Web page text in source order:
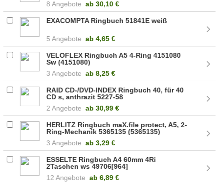
8 Angebote ab 30,10 €
EXACOMPTA Ringbuch 51841E weiß
5 Angebote ab4,65 €
VELOFLEX Ringbuch A5 4-Ring 4151080
Sw (4151080)
3 Angebote ab 8,25 €
RAID CD-/DVD-INDEX Ringbuch 40, für 40
CD s, anthrazit 5227-58
2 Angebote ab 30,99 €
HERLITZ Ringbuch maX.file protect, A5, 2-
Ring-Mechanik 5365135 (5365135)
3 Angebote ab 3,29 €
ESSELTE Ringbuch A4 60mm 4Ri
2Taschen ws 49706[964]
12 Angebote ab 6,89 €